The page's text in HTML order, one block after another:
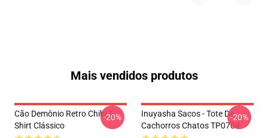
Mais vendidos produtos
Cão Demônio Retro Chibi T-
Shirt Clássico
-20%
Inuyasha Sacos - Tote De
Cachorros Chatos TP0704
-20%